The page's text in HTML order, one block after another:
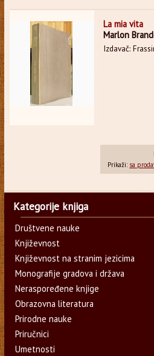
La mia vita
Marlon
Izdavač:
Prikaži: sa
Kategorije knjiga
Društvene nauke
Književnost
Književnost na stranim jezicima
Monografije gradova i država
Neraspoređene knjige
Obrazovna literatura
Prirodne nauke
Priručnici
Umetnosti